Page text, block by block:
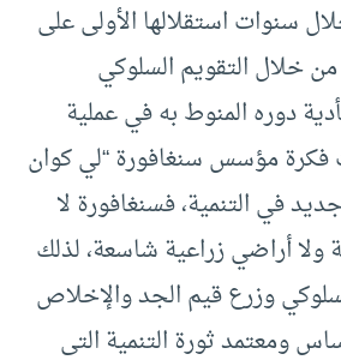
سنوات استقلالها الأولى على
من خلال التقويم السلوكي
دوره المنوط به في عملية
فكرة مؤسس سنغافورة “لي كوان
في التنمية، فسنغافورة لا
ولا أراضي زراعية شاسعة، لذلك
وزرع قيم الجد والإخلاص
ومعتمد ثورة التنمية التى